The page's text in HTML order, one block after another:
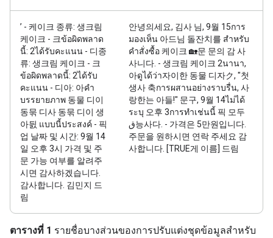
’ - 케이크 종류: 생크림
케이크 - 크ข้อผิดพลาด
นี้: 2ได้รับคะแนน - 디종
류: 생크림 케이크 - 크
ข้อผิดพลาดนี้: 2ได้รับ
คะแนน - 디아: 아คำ
บรรยายภาพ 동물 디이
동묶 디사 동묶 디이 생
아딄 แบบนี้ประสงค์ - 픽
업 날짜 및 시간: 9월 14
일 오후 3시 가격 및 주
문 가능 여부를 알려주
시면 감사하겠습니다.
감사합니다. 김민지 드
림
안녕의세요, 김사 님, 9월 15การ
มองเห็น 아드님 돌잔치를 สำหรับ
คำสั่งซื้อ 케이크 🏡문 문의 감 사
사니다. - 생크림 케이크 2นานา,
아ดูได้ว่า자이한 동물 디자ク, "첫
생사 축การผสานอย่างราบรื่น, 사
랑한는 아들!" 문구, 9월 14ไม่ได้
ระบุ 오후 3การทำเช่นนี้ 픽 모두
ق능사다. - 가격은 5만원입니다.
주문을 원하시면 연락 주세요 감
사합니다. [TRUE게 이름] 드림
ตารางที่ 1 รายชื่อบางส่วนของการปรับแต่งชุดข้อมูลสำหรับ